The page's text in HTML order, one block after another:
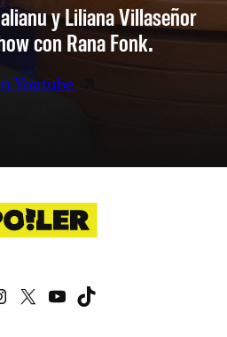
y Liliana Villaseñor
con Rana Fonk.
Youtube
Instagram
X YouTube